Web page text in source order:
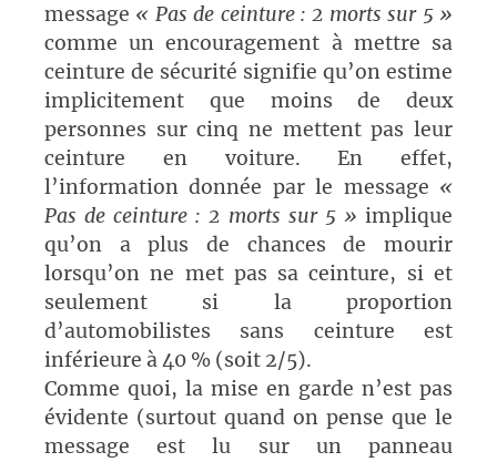
message « Pas de ceinture : 2 morts sur 5 »
comme un encouragement à mettre sa
ceinture de sécurité signifie qu’on estime
implicitement que moins de deux
personnes sur cinq ne mettent pas leur
ceinture en voiture. En effet,
l’information donnée par le message «
Pas de ceinture : 2 morts sur 5 » implique
qu’on a plus de chances de mourir
lorsqu’on ne met pas sa ceinture, si et
seulement si la proportion
d’automobilistes sans ceinture est
inférieure à 40 % (soit 2/5).
Comme quoi, la mise en garde n’est pas
évidente (surtout quand on pense que le
message est lu sur un panneau